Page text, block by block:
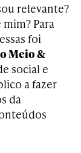
relevante?
Para
foi
Meio &
social e
a fazer
da